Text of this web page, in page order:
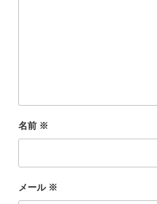
名前 ※
メール ※